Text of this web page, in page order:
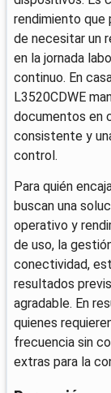
rendimiento que
de necesitar un
en la jornada
continuo. En
L3520CDWE
documentos en
consistente y
control.
Para quién
buscan una
operativo y
de uso, la
conectividad,
resultados
agradable. En
quienes
frecuencia sin
extras para la